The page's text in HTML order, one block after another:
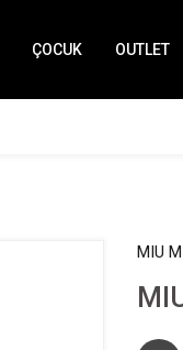
ÇOCUK OUTLET
MIU